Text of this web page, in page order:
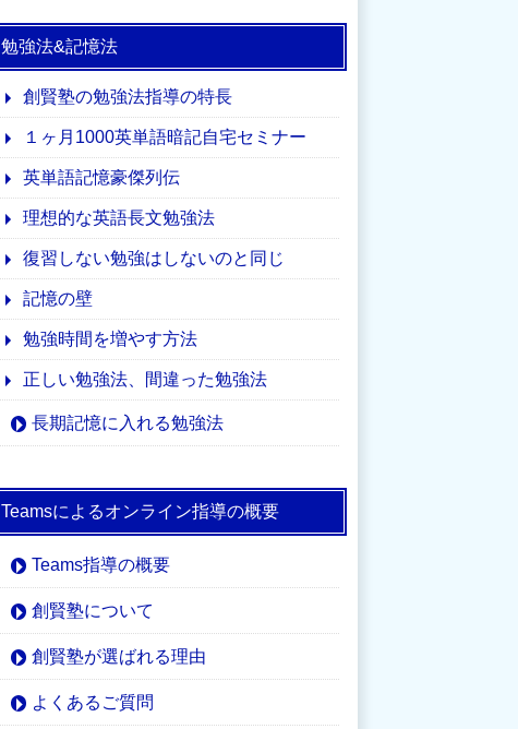
勉強法&記憶法
創賢塾の勉強法指導の特長
１ヶ月1000英単語暗記自宅セミナー
英単語記憶豪傑列伝
理想的な英語長文勉強法
復習しない勉強はしないのと同じ
記憶の壁
勉強時間を増やす方法
正しい勉強法、間違った勉強法
長期記憶に入れる勉強法
Teamsによるオンライン指導の概要
Teams指導の概要
創賢塾について
創賢塾が選ばれる理由
よくあるご質問